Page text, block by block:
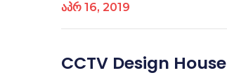
აპრ 16, 2019
CCTV Design House